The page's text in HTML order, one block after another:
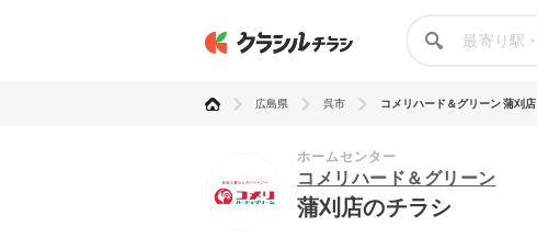
広島県 呉市 コメリハード＆グリーン 蒲刈店
ホームセンター
コメリハード＆グリーン
蒲刈店のチラシ